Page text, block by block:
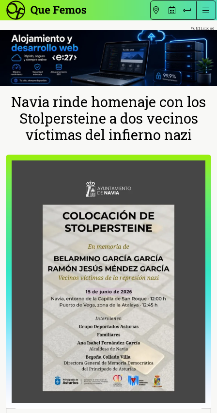
Navia rinde homenaje con los
Stolpersteine a dos vecinos
víctimas del infierno nazi